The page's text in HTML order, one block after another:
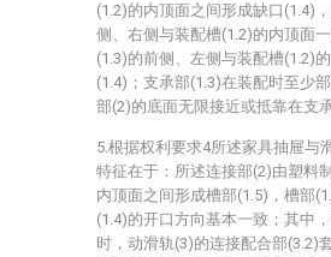
(1.2)的内顶面之间形成缺口(1.4)
侧、右侧与装配槽(1.2)的内顶面
(1.3)的前侧、左侧与装配槽(1.2)
(1.4)；支承部(1.3)在装配时至少
部(2)的底面无限接近或抵靠在支
5.根据权利要求4所述家具抽屉与
特征在于：所述连接部(2)由塑料
内顶面之间形成槽部(1.5)，槽部
(1.4)的开口方向基本一致；其中
时，动滑轨(3)的连接配合部(3.2)